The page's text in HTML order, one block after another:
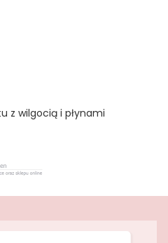
z wilgocią i płynami